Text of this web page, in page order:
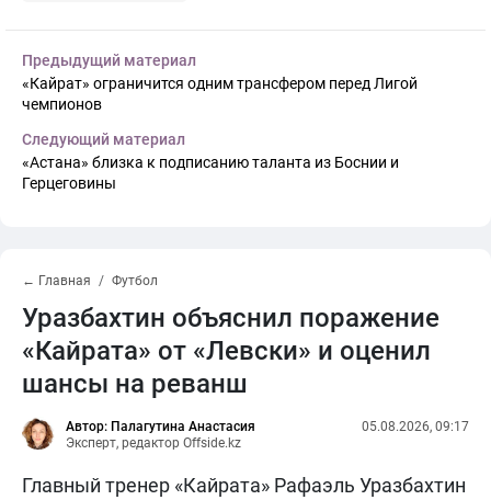
Предыдущий материал
«Кайрат» ограничится одним трансфером перед Лигой
чемпионов
Следующий материал
«Астана» близка к подписанию таланта из Боснии и
Герцеговины
← Главная Футбол
Уразбахтин объяснил поражение
«Кайрата» от «Левски» и оценил
шансы на реванш
Автор: Палагутина Анастасия
Эксперт, редактор Offside.kz
05.08.2026, 09:17
Главный тренер «Кайрата» Рафаэль Уразбахтин